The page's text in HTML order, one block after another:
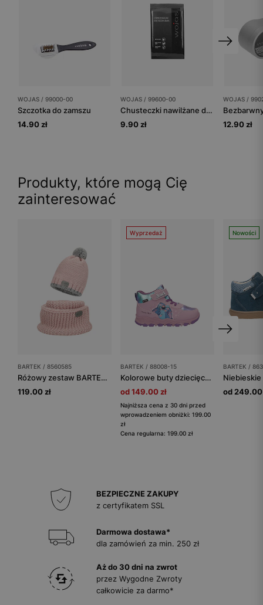
WOJAS / 99000-00
Szczotka do zamszu
14.90 zł
WOJAS / 99600-00
Chusteczki nawilżane do czyszczenia
9.90 zł
WOJAS /
12.90 zł
Produkty, które mogą Cię
zainteresować
BARTEK / 8560585
Różowy zestaw BARTEK dla dziewczynki czapka z odblaskowym pomponem + komin
119.00 zł
Wyprzedaż
BARTEK / 88008-15
Kolorowe buty dziecięce z bohaterem Disney Stitch BARTEK 88008-15
od 149.00 zł
Najniższa cena z 30 dni przed
wprowadzeniem obniżki: 199.00
zł
Cena regularna: 199.00 zł
Nowości
BARTEK /
od 249.00
BEZPIECZNE ZAKUPY
z certyfikatem SSL
Darmowa dostawa*
dla zamówień za min. 250 zł
Aż do 30 dni na zwrot
przez Wygodne Zwroty
całkowicie za darmo*